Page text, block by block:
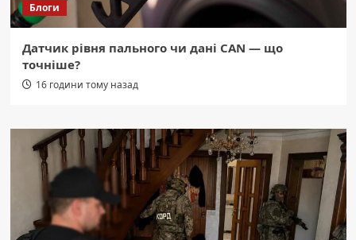
Блоги
Датчик рівня пального чи дані CAN — що
точніше?
16 години тому назад